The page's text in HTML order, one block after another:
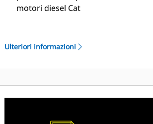
motori diesel Cat
Ulteriori informazioni